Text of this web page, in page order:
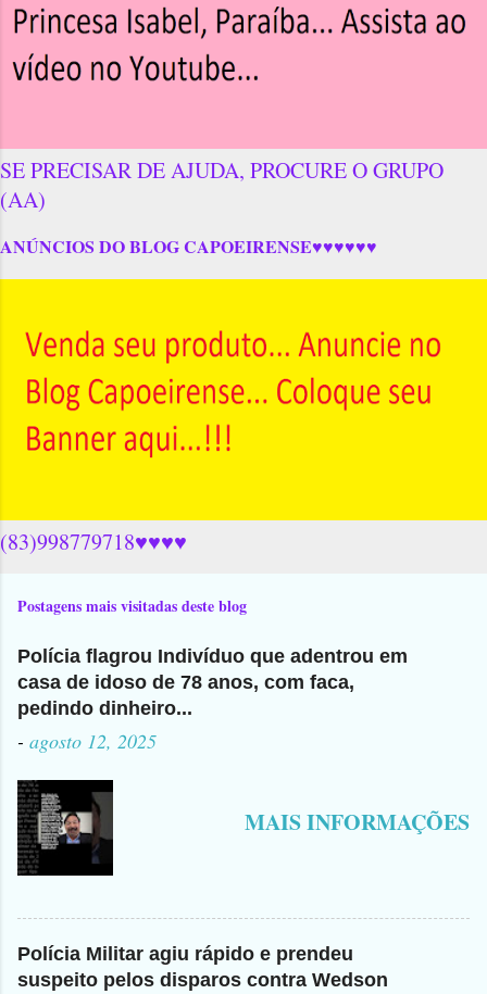
SE PRECISAR DE AJUDA, PROCURE O GRUPO
(AA)
ANÚNCIOS DO BLOG CAPOEIRENSE♥♥♥♥♥♥
(83)998779718♥♥♥♥
Postagens mais visitadas deste blog
Polícia flagrou Indivíduo que adentrou em
casa de idoso de 78 anos, com faca,
pedindo dinheiro...
- agosto 12, 2025
MAIS INFORMAÇÕES
Polícia Militar agiu rápido e prendeu
suspeito pelos disparos contra Wedson